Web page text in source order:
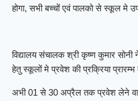
होगा, सभी बच्चों एवं पालको से स्कूल मे
विद्यालय संचालक श्री कृष्ण कुमार
हेतु स्कूलों मे प्रवेश की प्रक्रिया प्रारम्भ
अभी 01 से 30 अप्रैल तक प्रवेश लेने